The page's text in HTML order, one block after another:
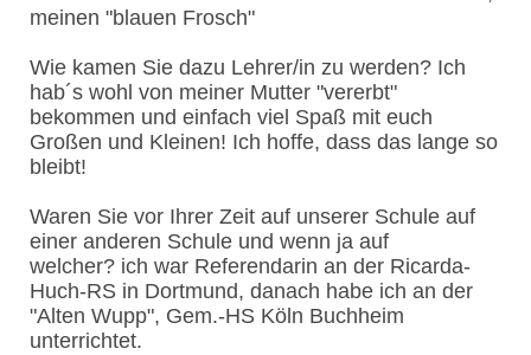
meinen "blauen Frosch"
Wie kamen Sie dazu Lehrer/in zu werden? Ich
hab´s wohl von meiner Mutter "vererbt"
bekommen und einfach viel Spaß mit euch
Großen und Kleinen! Ich hoffe, dass das lange so
bleibt!
Waren Sie vor Ihrer Zeit auf unserer Schule auf
einer anderen Schule und wenn ja auf
welcher? ich war Referendarin an der Ricarda-
Huch-RS in Dortmund, danach habe ich an der
"Alten Wupp", Gem.-HS Köln Buchheim
unterrichtet.